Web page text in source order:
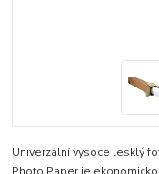
Univerzální vysoce lesklý